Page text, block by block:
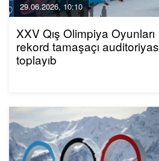
29.06.2026, 10:10
XXV Qış Olimpiya Oyunları
rekord tamaşaçı
toplayıb